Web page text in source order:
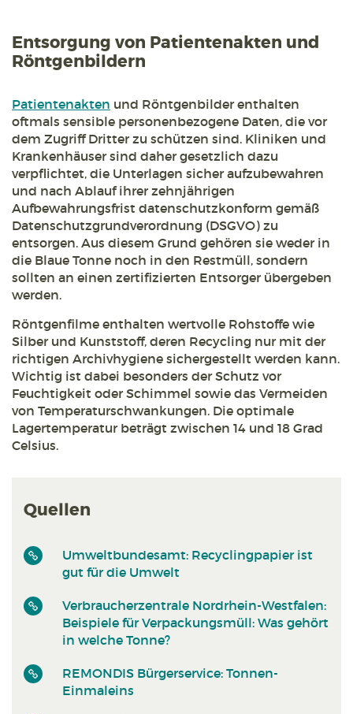
Entsorgung von Patientenakten und
Röntgenbildern
Patientenakten und Röntgenbilder enthalten
oftmals sensible personenbezogene Daten, die vor
dem Zugriff Dritter zu schützen sind. Kliniken und
Krankenhäuser sind daher gesetzlich dazu
verpflichtet, die Unterlagen sicher aufzubewahren
und nach Ablauf ihrer zehnjährigen
Aufbewahrungsfrist datenschutzkonform gemäß
Datenschutzgrundverordnung (DSGVO) zu
entsorgen. Aus diesem Grund gehören sie weder in
die Blaue Tonne noch in den Restmüll, sondern
sollten an einen zertifizierten Entsorger übergeben
werden.
Röntgenfilme enthalten wertvolle Rohstoffe wie
Silber und Kunststoff, deren Recycling nur mit der
richtigen Archivhygiene sichergestellt werden kann.
Wichtig ist dabei besonders der Schutz vor
Feuchtigkeit oder Schimmel sowie das Vermeiden
von Temperaturschwankungen. Die optimale
Lagertemperatur beträgt zwischen 14 und 18 Grad
Celsius.
Quellen
Umweltbundesamt: Recyclingpapier ist
gut für die Umwelt
Verbraucherzentrale Nordrhein-Westfalen:
Beispiele für Verpackungsmüll: Was gehört
in welche Tonne?
REMONDIS Bürgerservice: Tonnen-
Einmaleins